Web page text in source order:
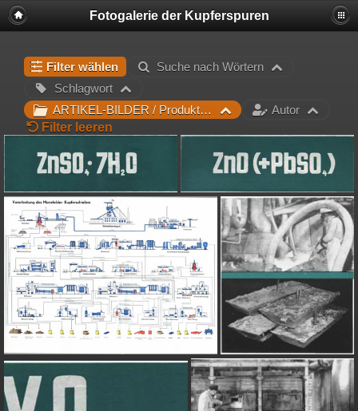
Fotogalerie der Kupferspuren
Filter wählen
Suche nach Wörtern
Schlagwort
ARTIKEL-BILDER / Produktbilder
Autor
Filter leeren